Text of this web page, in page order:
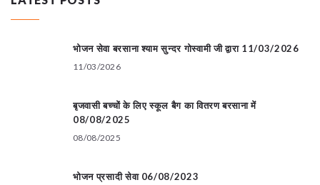
भोजन सेवा बरसाना श्याम सुन्दर गोस्वामी जी द्वारा 11/03/2026
11/03/2026
बृजवासी बच्चों के लिए स्कूल बैग का वितरण बरसाना में
08/08/2025
08/08/2025
भोजन प्रसादी सेवा 06/08/2023